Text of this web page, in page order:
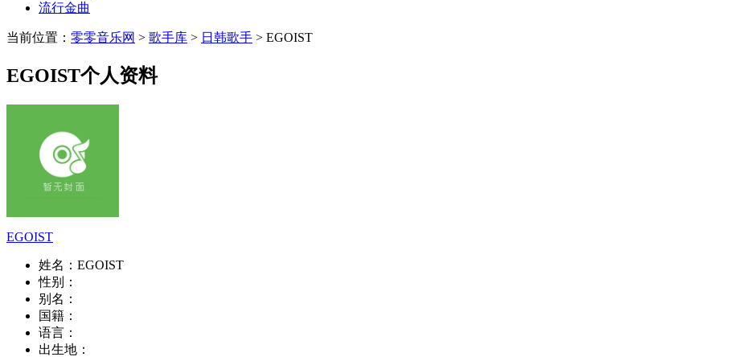
流行金曲
当前位置： 零零音乐网 > 歌手库 > 日韩歌手 > EGOIST
EGOIST个人资料
EGOIST
姓名： EGOIST
性别：
别名：
国籍：
语言：
出生地：